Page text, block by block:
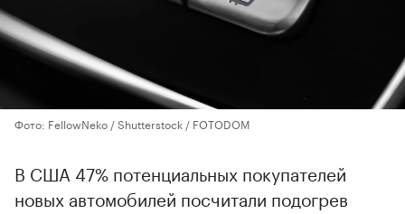
Фото: FellowNeko / Shutterstock / FOTODOM
В США 47% потенциальных покупателей
новых автомобилей посчитали подогрев